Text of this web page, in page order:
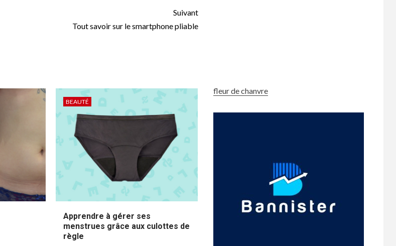
Suivant
Tout savoir sur le smartphone pliable
BEAUTÉ
Apprendre à gérer ses
menstrues grâce aux culottes de
règle
fleur de chanvre